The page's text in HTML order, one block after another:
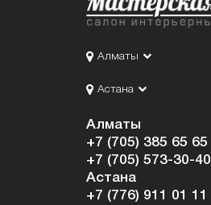
Алматы
Астана
Алматы
+7 (705) 385 65 65
+7 (705) 573-30-40
Астана
+7 (776) 911 01 11